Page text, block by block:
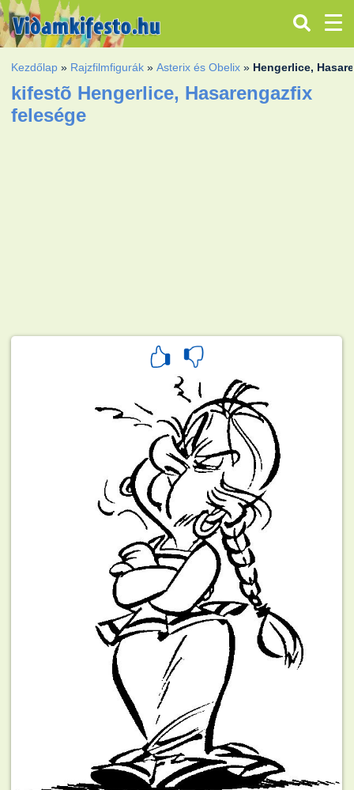
Kezdőlap » Rajzfilmfigurák »Asterix és Obelix » Hengerlice,
kifestõ Hengerlice, Hasarengazfix
felesége